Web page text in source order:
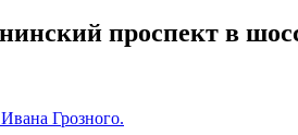
проспект в
Грозного.